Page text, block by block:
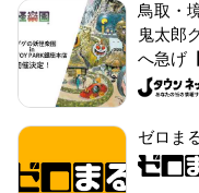
鳥取・
鬼太郎
へ急げ
ゼロま